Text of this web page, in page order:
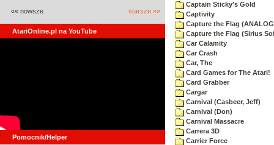
«« nowsze starsze »»
AtariOnline.pl na YouTube
Pomocnik/Helper
Captain Sticky's Gold
Captivity
Capture the Flag
Capture the Flag (Sirius
Car Calamity
Car Crash
Car, The
Card Games for The Atari!
Card Grabber
Cargar
Carnival (Casbeer, Jeff)
Carnival (Don)
Carnival Massacre
Carrera 3D
Carrier Force